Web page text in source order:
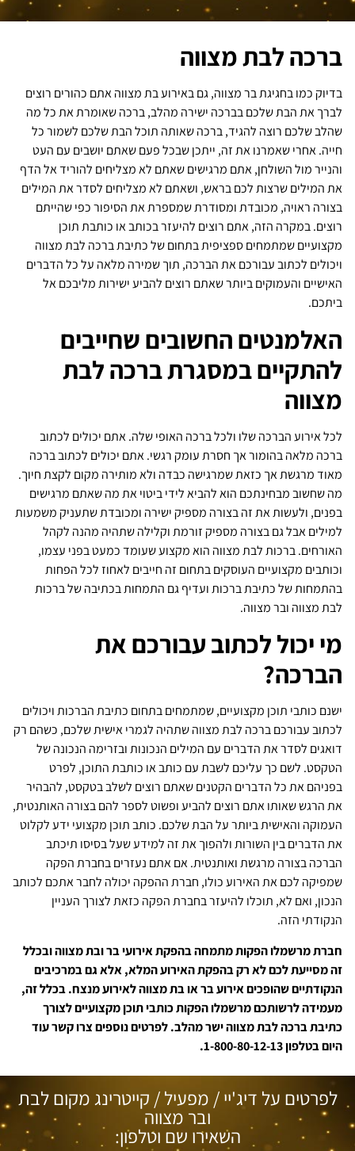
ברכה לבת מצווה
בדיוק כמו בחגיגת בר מצווה, גם באירוע בת מצווה אתם כהורים רוצים
לברך את הבת שלכם בברכה ישירה מהלב, ברכה שאומרת את כל מה
שהלב שלכם רוצה להגיד, ברכה שאותה תוכל הבת שלכם לשמור כל
חייה. אחרי שאמרנו את זה, ייתכן שבכל פעם שאתם יושבים עם העט
והנייר מול השולחן, אתם מרגישים שאתם לא מצליחים להוריד אל הדף
את המילים שרצות לכם בראש, ושאתם לא מצליחים לסדר את המילים
בצורה ראויה, מכובדת ומסודרת שמספרת את הסיפור כפי שהייתם
רוצים. במקרה הזה, אתם רוצים להיעזר בכותב או כותבת תוכן
מקצועיים שמתמחים ספציפית בתחום של כתיבת ברכה לבת מצווה
ויכולים לכתוב עבורכם את הברכה, תוך שמירה מלאה על כל הדברים
האישיים והעמוקים ביותר שאתם רוצים להביע ישירות מליבכם אל
ביתכם.
האלמנטים החשובים שחייבים
להתקיים במסגרת ברכה לבת
מצווה
לכל אירוע הברכה שלו ולכל ברכה האופי שלה. אתם יכולים לכתוב
ברכה מלאה בהומור אך חסרת עומק רגשי. אתם יכולים לכתוב ברכה
מאוד מרגשת אך כזאת שמרגישה כבדה ולא מותירה מקום לקצת חיוך.
מה שחשוב מבחינתכם הוא להביא לידי ביטוי את מה שאתם מרגישים
בפנים, ולעשות את זה בצורה מספיק ישירה ומכובדת שתעניק משמעות
למילים אבל גם בצורה מספיק זורמת וקלילה שתהיה מהנה לקהל
האורחים. ברכות לבת מצווה הוא מקצוע שעומד כמעט בפני עצמו,
וכותבים מקצועיים העוסקים בתחום זה חייבים לאחוז לכל הפחות
בהתמחות של כתיבת ברכות ועדיף גם התמחות בכתיבה של ברכות
לבת מצווה ובר מצווה.
מי יכול לכתוב עבורכם את
הברכה?
ישנם כותבי תוכן מקצועיים, שמתמחים בתחום כתיבת הברכות ויכולים
לכתוב עבורכם ברכה לבת מצווה שתהיה לגמרי אישית שלכם, כשהם רק
דואגים לסדר את הדברים עם המילים הנכונות ובזרימה הנכונה של
הטקסט. לשם כך עליכם לשבת עם כותב או כותבת התוכן, לפרט
בפניהם את כל הדברים הקטנים שאתם רוצים לשלב בטקסט, להבהיר
את הרגש שאותו אתם רוצים להביע ופשוט לספר להם בצורה האותנטית,
העמוקה והאישית ביותר על הבת שלכם. כותב תוכן מקצועי ידע לקלוט
את הדברים בין השורות ולהפוך את זה למידע שעל בסיסו תיכתב
הברכה בצורה מרגשת ואותנטית. אם אתם נעזרים בחברת הפקה
שמפיקה לכם את האירוע כולו, חברת ההפקה יכולה לחבר אתכם לכותב
הנכון, ואם לא, תוכלו להיעזר בחברת הפקה כזאת לצורך העניין
הנקודתי הזה.
חברת מרשמלו הפקות מתמחה בהפקת אירועי בר ובת מצווה ובכלל
זה מסייעת לכם לא רק בהפקת האירוע המלא, אלא גם במרכיבים
הנקודתיים שהופכים אירוע בר או בת מצווה לאירוע מנצח. בכלל זה,
מעמידה לרשותכם מרשמלו הפקות כותבי תוכן מקצועיים לצורך
כתיבת ברכה לבת מצווה ישר מהלב. לפרטים נוספים צרו קשר עוד
היום בטלפון 1-800-80-12-13.
לפרטים על דיג'יי / מפעיל / קייטרינג מקום לבת
ובר מצווה
השאירו שם וטלפון: